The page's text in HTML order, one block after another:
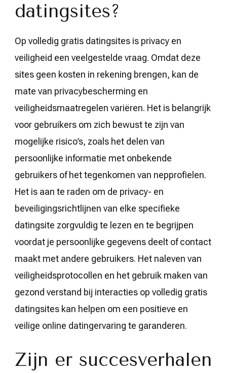
datingsites?
Op volledig gratis datingsites is privacy en
veiligheid een veelgestelde vraag. Omdat deze
sites geen kosten in rekening brengen, kan de
mate van privacybescherming en
veiligheidsmaatregelen variëren. Het is belangrijk
voor gebruikers om zich bewust te zijn van
mogelijke risico’s, zoals het delen van
persoonlijke informatie met onbekende
gebruikers of het tegenkomen van nepprofielen.
Het is aan te raden om de privacy- en
beveiligingsrichtlijnen van elke specifieke
datingsite zorgvuldig te lezen en te begrijpen
voordat je persoonlijke gegevens deelt of contact
maakt met andere gebruikers. Het naleven van
veiligheidsprotocollen en het gebruik maken van
gezond verstand bij interacties op volledig gratis
datingsites kan helpen om een positieve en
veilige online datingervaring te garanderen.
Zijn er succesverhalen